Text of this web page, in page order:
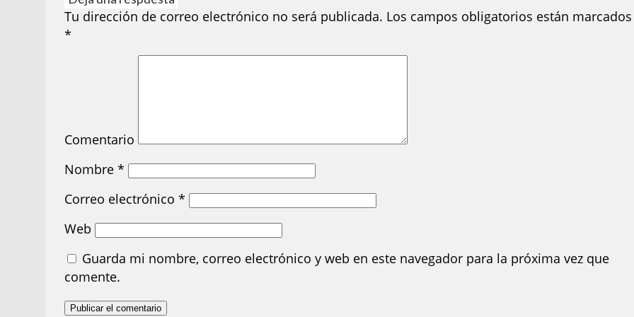
Tu dirección de correo electrónico no será publicada. Los campos obligatorios están
*
Comentario
Nombre*
Correo electrónico*
Web
Guarda mi nombre, correo electrónico y web en este navegador para la próxima vez que
comente.